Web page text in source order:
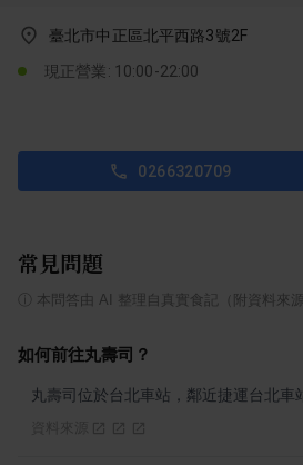
臺北市中正區北平西路3號2F
現正營業: 10:00-22:00
0266320709
常見問題
本問答由 AI 整理自真實食記（附資料來源
如何前往丸壽司？
丸壽司位於台北車站，鄰近捷運台北車